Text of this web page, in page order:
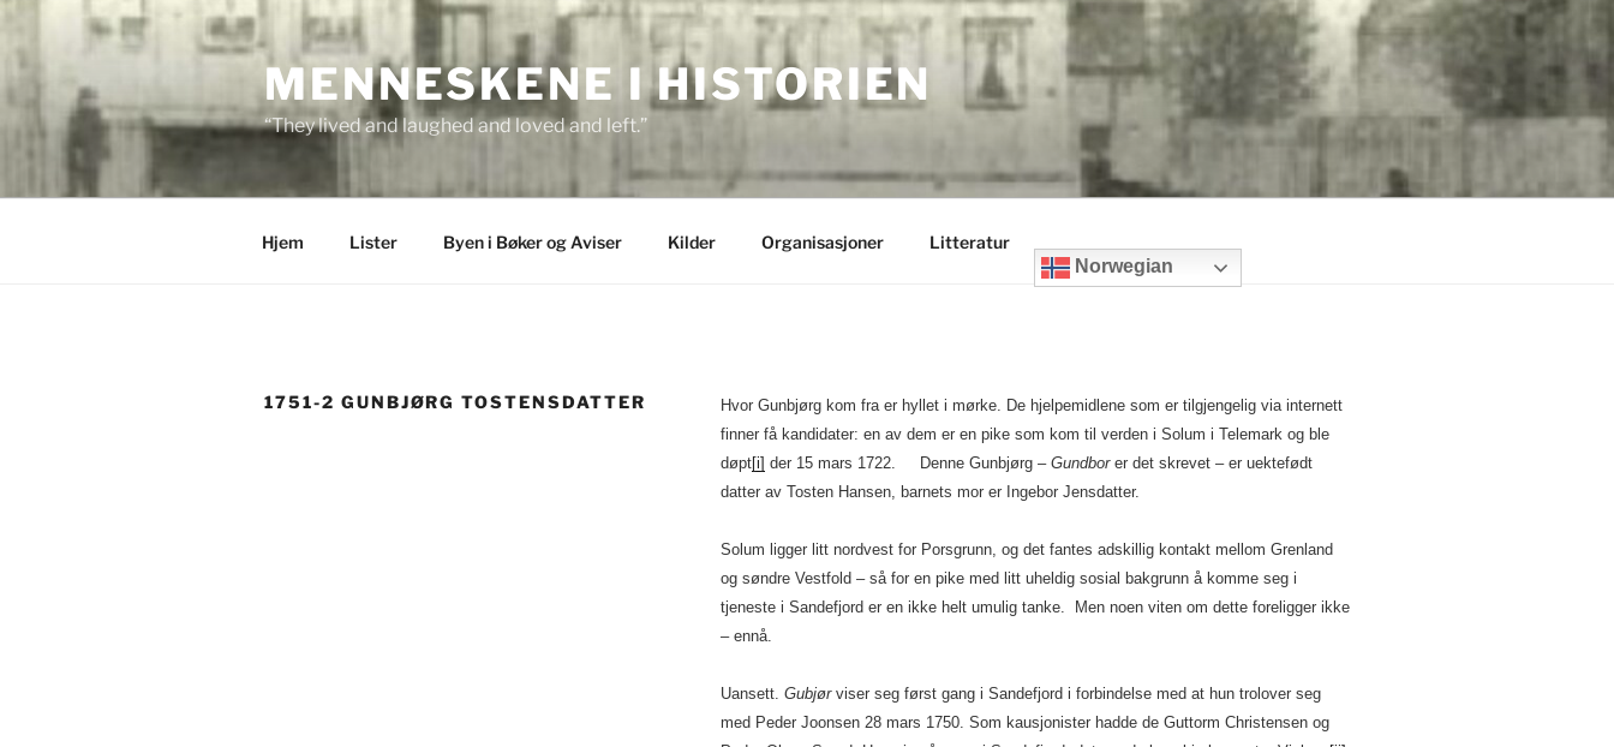
content
MENNESKENE I HISTORIEN
“They lived and laughed and loved and left.”
Hjem Lister Byen i Bøker og Aviser Kilder Organisasjoner
Litteratur
Norwegian
1751-2 GUNBJØRG TOSTENSDATTER
Hvor Gunbjørg kom fra er hyllet i mørke. De hjelpemidlene som er tilgjengelig via internett
finner få kandidater: en av dem er en pike som kom til verden i Solum i Telemark og ble
døpt[i] der 15 mars 1722. Denne Gunbjørg – Gundborer det skrevet – er uektefødt
datter av Tosten Hansen, barnets mor er Ingebor Jensdatter.
Solum ligger litt nordvest for Porsgrunn, og det fantes adskillig kontakt mellom Grenland
og søndre Vestfold – så for en pike med litt uheldig sosial bakgrunn å komme seg i
tjeneste i Sandefjord er en ikke helt umulig tanke. Men noen viten om dette foreligger ikke
– ennå.
Uansett. Gubjørviser seg først gang i Sandefjord i forbindelse med at hun trolover seg
med Peder Joonsen 28 mars 1750. Som kausjonister hadde de Guttorm Christensen og